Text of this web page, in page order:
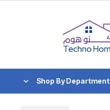
Shop By Department